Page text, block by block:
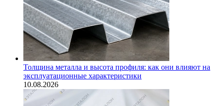
Толщина металла и высота профиля: как они влияют на
эксплуатационные характеристики
10.08.2026